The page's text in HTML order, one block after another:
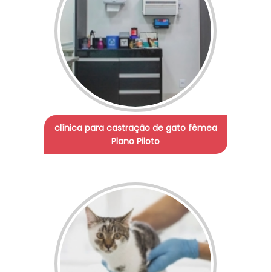
clínica para castração de gato fêmea
Plano Piloto